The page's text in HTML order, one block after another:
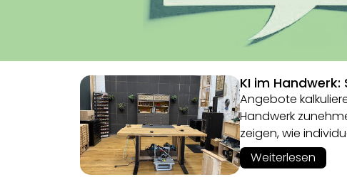
KI im
Angebote
Handwerk
zeigen, wie
Weiterlesen